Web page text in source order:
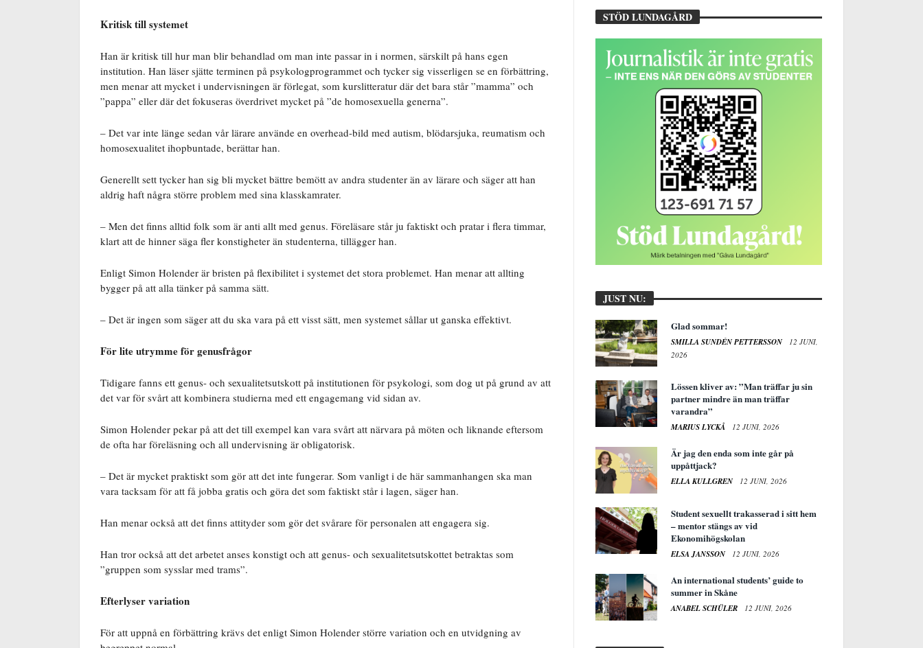
Kritisk till systemet
Han är kritisk till hur man blir behandlad om man inte passar in i normen, särskilt på hans egen
institution. Han läser sjätte terminen på psykologprogrammet och tycker sig visserligen se en förbättring,
men menar att mycket i undervisningen är förlegat, som kurslitteratur där det bara står ”mamma” och
”pappa” eller där det fokuseras överdrivet mycket på ”de homosexuella generna”.
– Det var inte länge sedan vår lärare använde en overhead-bild med autism, blödarsjuka, reumatism och
homosexualitet ihopbuntade, berättar han.
Generellt sett tycker han sig bli mycket bättre bemött av andra studenter än av lärare och säger att han
aldrig haft några större problem med sina klasskamrater.
– Men det finns alltid folk som är anti allt med genus. Föreläsare står ju faktiskt och pratar i flera timmar,
klart att de hinner säga fler konstigheter än studenterna, tillägger han.
Enligt Simon Holender är bristen på flexibilitet i systemet det stora problemet. Han menar att allting
bygger på att alla tänker på samma sätt.
– Det är ingen som säger att du ska vara på ett visst sätt, men systemet sållar ut ganska effektivt.
För lite utrymme för genusfrågor
Tidigare fanns ett genus- och sexualitetsutskott på institutionen för psykologi, som dog ut på grund av att
det var för svårt att kombinera studierna med ett engagemang vid sidan av.
Simon Holender pekar på att det till exempel kan vara svårt att närvara på möten och liknande eftersom
de ofta har föreläsning och all undervisning är obligatorisk.
– Det är mycket praktiskt som gör att det inte fungerar. Som vanligt i de här sammanhangen ska man
vara tacksam för att få jobba gratis och göra det som faktiskt står i lagen, säger han.
Han menar också att det finns attityder som gör det svårare för personalen att engagera sig.
Han tror också att det arbetet anses konstigt och att genus- och sexualitetsutskottet betraktas som
”gruppen som sysslar med trams”.
Efterlyser variation
För att uppnå en förbättring krävs det enligt Simon Holender större variation och en utvidgning av
STÖD LUNDAGÅRD
JUST NU:
Glad sommar!
SMILLA SUNDÉN PETTERSSON
12 JUNI,
2026
Lössen kliver av: ”Man träffar ju sin
partner mindre än man träffar
varandra”
MARIUS LYCKÅ 12 JUNI, 2026
Är jag den enda som inte går på
uppåttjack?
ELLA KULLGREN 12 JUNI, 2026
Student sexuellt trakasserad i sitt hem
– mentor stängs av vid
Ekonomihögskolan
ELSA JANSSON 12 JUNI, 2026
An international students’ guide to
summer in Skåne
ANABEL SCHÜLER 12 JUNI, 2026